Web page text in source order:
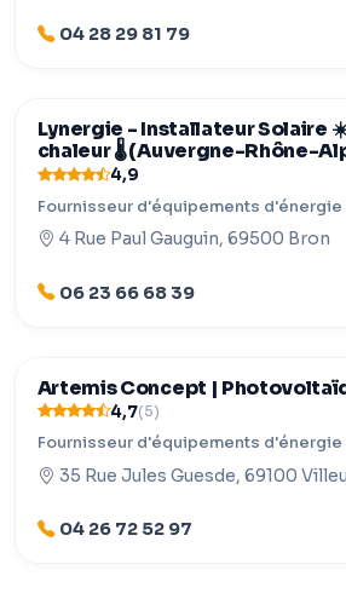
04 28 29 81 79
Lynergie - Installateur Solaire
chaleur 🌡️ (Auvergne-Rhône-
4,9
Fournisseur d'équipements
4 Rue Paul Gauguin, 69500 Bron
06 23 66 68 39
Artemis Concept |
4,7(5)
Fournisseur d'équipements
35 Rue Jules Guesde, 69100
04 26 72 52 97